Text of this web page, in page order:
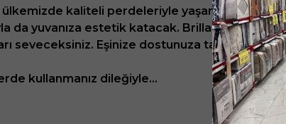
ülkemizde kaliteli perdeleriyle yaşanılır tüm
da yuvanıza estetik katacak. Brillant halı, tüm
seveceksiniz. Eşinize dostunuza tavsiyede
kullanmanız dileğiyle...